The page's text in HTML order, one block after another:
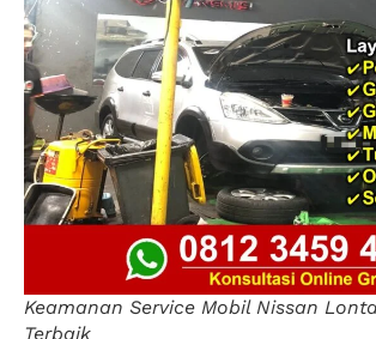
Keamanan Service Mobil Nissan
Terbaik